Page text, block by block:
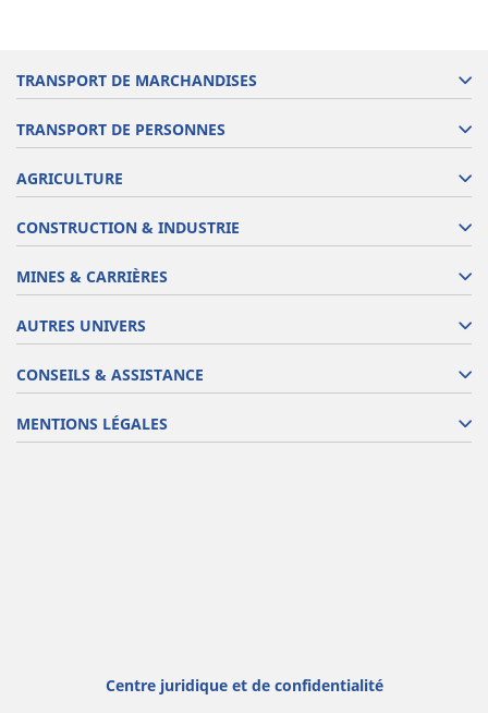
TRANSPORT DE MARCHANDISES
TRANSPORT DE PERSONNES
AGRICULTURE
CONSTRUCTION & INDUSTRIE
MINES & CARRIÈRES
AUTRES UNIVERS
CONSEILS & ASSISTANCE
MENTIONS LÉGALES
Centre juridique et de confidentialité